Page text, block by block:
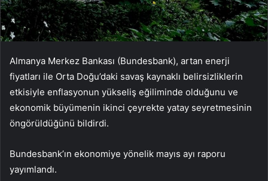
Almanya Merkez Bankası (Bundesbank), artan enerji
fiyatları ile Orta Doğu’daki savaş kaynaklı belirsizliklerin
etkisiyle enflasyonun yükseliş eğiliminde olduğunu ve
ekonomik büyümenin ikinci çeyrekte yatay seyretmesinin
öngörüldüğünü bildirdi.
Bundesbank’ın ekonomiye yönelik mayıs ayı raporu
yayımlandı.